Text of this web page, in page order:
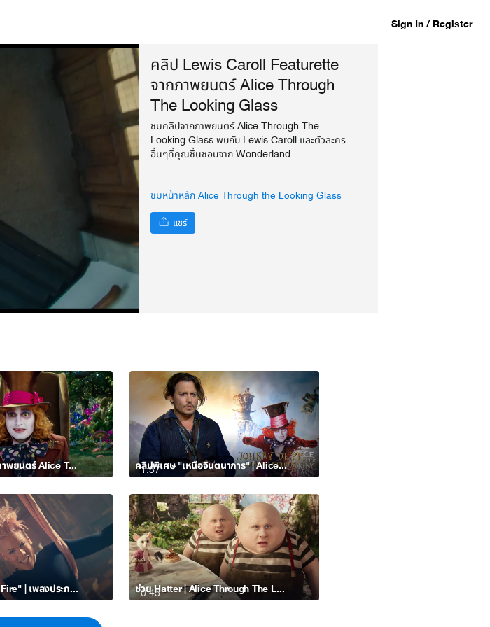
Sign In / Register
คลิป Lewis Caroll Featurette
จากภาพยนตร์ Alice Through
The Looking Glass
ชมคลิปจากภาพยนตร์ Alice Through The
Looking Glass พบกับ Lewis Caroll และตัวละคร
อื่นๆที่คุณชื่นชอบจาก Wonderland
ชมหน้าหลัก Alice Through the Looking Glass
แชร์
คลิปสุดพิเศษจากภาพยนตร์ Alice Through The Looking Glass 1:57 คลิปพิเศษ "เหนือจินตนาการ" | Alice Through The Looking Glass
P!NK "Just Like Fire" | เพลงประกอบภาพยนตร์ "อลิซ ผจญภัยมหัศจรรย์เมืองกระจก" 0:45 ช่วย Hatter | Alice Through The Looking Glass